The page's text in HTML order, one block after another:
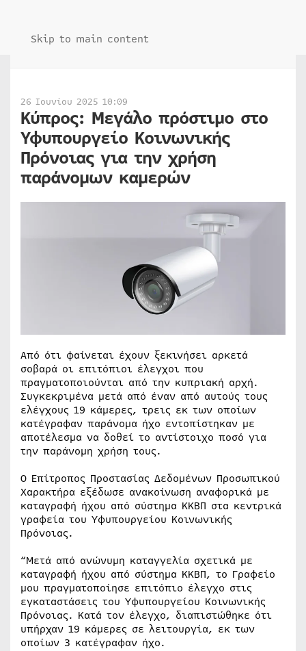
Skip to main content
26 Ιουνίου 2025 10:09
Κύπρος: Μεγάλο πρόστιμο στο
Υφυπουργείο Κοινωνικής
Πρόνοιας για την χρήση
παράνομων καμερών
Από ότι φαίνεται έχουν ξεκινήσει αρκετά
σοβαρά οι επιτόπιοι έλεγχοι που
πραγματοποιούνται από την κυπριακή αρχή.
Συγκεκριμένα μετά από έναν από αυτούς τους
ελέγχους 19 κάμερες, τρεις εκ των οποίων
κατέγραφαν παράνομα ήχο εντοπίστηκαν με
αποτέλεσμα να δοθεί το αντίστοιχο ποσό για
την παράνομη χρήση τους.
Ο Επίτροπος Προστασίας Δεδομένων Προσωπικού
Χαρακτήρα εξέδωσε ανακοίνωση αναφορικά με
καταγραφή ήχου από σύστημα ΚΚΒΠ στα κεντρικά
γραφεία του Υφυπουργείου Κοινωνικής
Πρόνοιας.
“Μετά από ανώνυμη καταγγελία σχετικά με
καταγραφή ήχου από σύστημα ΚΚΒΠ, το Γραφείο
μου πραγματοποίησε επιτόπιο έλεγχο στις
εγκαταστάσεις του Υφυπουργείου Κοινωνικής
Πρόνοιας. Κατά τον έλεγχο, διαπιστώθηκε ότι
υπήρχαν 19 κάμερες σε λειτουργία, εκ των
οποίων 3 κατέγραφαν ήχο.